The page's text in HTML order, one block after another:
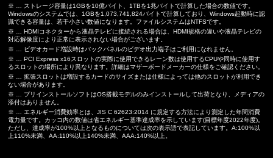
※ … ストレージ容量は1GBを10億バイト、1TBを1兆バイトで計算した場合の数値です。
Windowsのシステムでは、1GBを1,073,741,824バイトで計算しており、Windows起動時に認
識できる容量は、若干小さい数値になります。ファイルシステムはNTFSです。
※ … HDMIコネクターから液晶テレビに接続される場合は、HDMI規格の違いや液晶テレビの
対応解像度により正常に表示されない場合がございます。
※ … ビデオカード増設時はバックパネルのビデオ出力端子はご利用になれません。
※ … PCI Express x16スロットの実際に使用できるレーン数は使用するCPUや同時に使用す
るスロットの場所により異なります。詳細はマザーボードメーカーの仕様をご確認ください。
※ … 拡張スロットは増設するカードのサイズまたは仕様によっては他のスロットが利用でき
ない場合があります。
※ … プリインストールソフトはOS搭載モデルのみインストールして出荷となり、メディアの
添付はありません。
※ … エネルギー消費効率とは、JIS C 62623:2014 に規定する方法により測定した年間消費
電力量です。カッコ内の数値は省エネルギー基準達成率を示しています(目標年度2022年度)。
ただし、達成率が100%以上となるものについては次の表示語で表記しています。A:100%以
上110%未満、AA:110%以上140%未満、AAA:140%以上。